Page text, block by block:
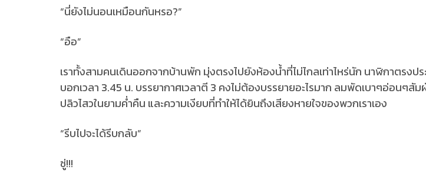
“นี่ยังไม่นอนเหมือนกันหรอ?”
“อือ”
เราทั้งสามคนเดินออกจากบ้านพัก มุ่งตรงไปยังห้องน้ำที่ไม่ไกลเท่าไหร่นัก นาฬิกาตรงป
บอกเวลา 3.45 น. บรรยากาศเวลาตี 3 คงไม่ต้องบรรยายอะไรมาก ลมพัดเบาๆอ่อนๆสั
ปลิวไสวในยามค่ำคืน และความเงียบที่ทำให้ได้ยินถึงเสียงหายใจของพวกเราเอง
“รีบไปจะได้รีบกลับ”
ซู่!!!